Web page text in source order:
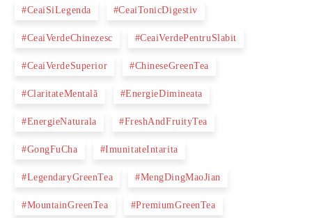
#CeaiSiLegenda #CeaiTonicDigestiv
#CeaiVerdeChinezesc #CeaiVerdePentruSlabit
#CeaiVerdeSuperior #ChineseGreenTea
#ClaritateMentală #EnergieDimineata
#EnergieNaturala #FreshAndFruityTea
#GongFuCha #ImunitateIntarita
#LegendaryGreenTea #MengDingMaoJian
#MountainGreenTea #PremiumGreenTea